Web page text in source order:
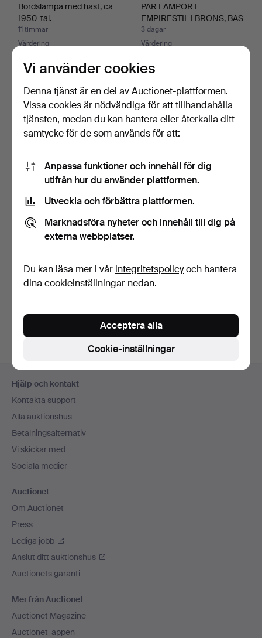
Bordslampa med häst, ca
1950-tal.
11 timmar
Värdering
PAR LAMPOR I
EMPIRESTIL I BRONS, BAS
I TRÄ.
3 dagar
Värdering
ARMANI HOME. Par
bordslampor.
5 dagar
Värdering
Par av svarta lampor med
5 dagar
Bevaka sökning
Sidfotsnavigation
Hjälp och kontakt
Kontakta support
Alla auktionshus
Betalningsalternativ
Vi skickar med
Sociala medier
Auctionet
Om Auctionet
Press
Lediga jobb
Anslut ditt auktionshus
Auctionets garanti
Mer från Auctionet
Auctionet Magazine
Auctionet-appen
Vi använder cookies
Denna tjänst är en del av Auctionet-plattformen.
Vissa cookies är nödvändiga för att tillhandahålla
tjänsten, medan du kan hantera eller återkalla ditt
samtycke för de som används för att:
Anpassa funktioner och innehåll för dig
utifrån hur du använder plattformen.
Utveckla och förbättra plattformen.
Marknadsföra nyheter och innehåll till dig på
externa webbplatser.
Du kan läsa mer i vår integritetspolicyoch hantera
dina cookieinställningar nedan.
Cookie-inställningar
Acceptera alla